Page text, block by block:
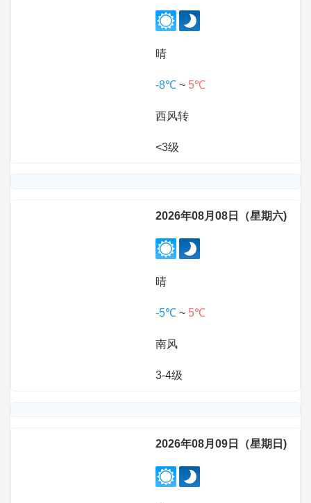
晴
-8℃ ~ 5℃
西风转
<3级
2026年08月08日（星期六)
晴
-5℃ ~ 5℃
南风
3-4级
2026年08月09日（星期日)